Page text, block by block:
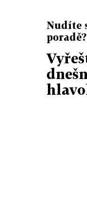
Nudíte
poradě?